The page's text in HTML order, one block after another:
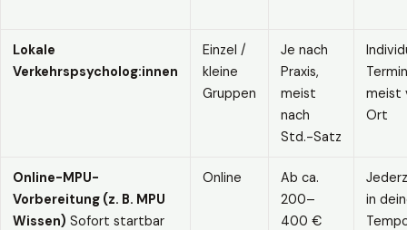
Lokale
Verkehrspsycholog:innen
Einzel /
kleine
Gruppen
Je nach
Praxis,
meist
nach
Std.-Satz
meist
Ort
Online-MPU-
Vorbereitung (z. B. MPU
Wissen) Sofort startbar
Online
Ab ca.
200–
400 €
in